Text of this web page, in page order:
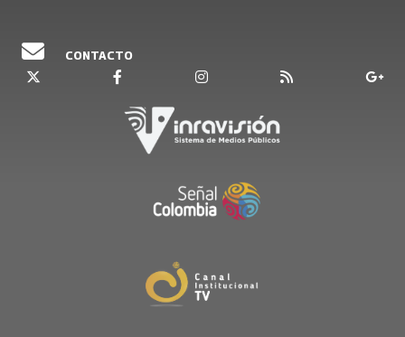
CONTACTO